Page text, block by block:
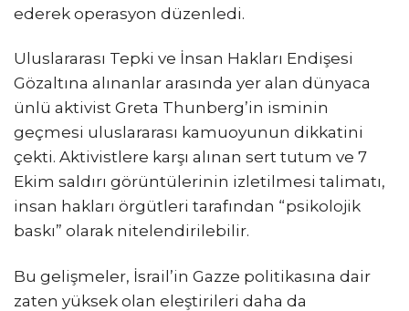
ederek operasyon düzenledi.
Uluslararası Tepki ve İnsan Hakları Endişesi
Gözaltına alınanlar arasında yer alan dünyaca
ünlü aktivist Greta Thunberg’in isminin
geçmesi uluslararası kamuoyunun dikkatini
çekti. Aktivistlere karşı alınan sert tutum ve 7
Ekim saldırı görüntülerinin izletilmesi talimatı,
insan hakları örgütleri tarafından “psikolojik
baskı” olarak nitelendirilebilir.
Bu gelişmeler, İsrail’in Gazze politikasına dair
zaten yüksek olan eleştirileri daha da